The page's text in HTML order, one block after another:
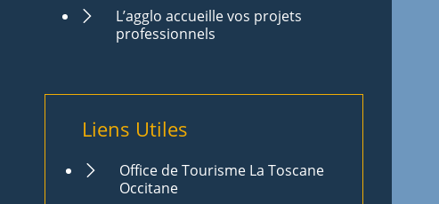
L’agglo accueille vos projets
professionnels
Liens Utiles
Office de Tourisme La Toscane
Occitane